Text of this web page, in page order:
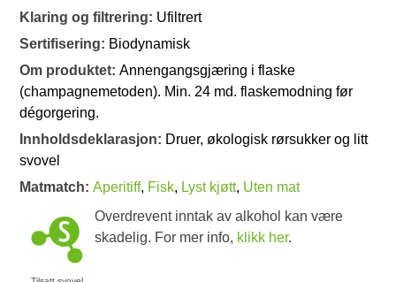
Klaring og filtrering: Ufiltrert
Sertifisering: Biodynamisk
Om produktet:Annengangsgjæring i flaske
(champagnemetoden). Min. 24 md. flaskemodning før
dégorgering.
Innholdsdeklarasjon: Druer, økologisk rørsukker og litt
svovel
Matmatch:Aperitiff, Fisk, Lyst kjøtt, Uten mat
Overdrevent inntak av alkohol kan være
skadelig. For mer info, klikk her.